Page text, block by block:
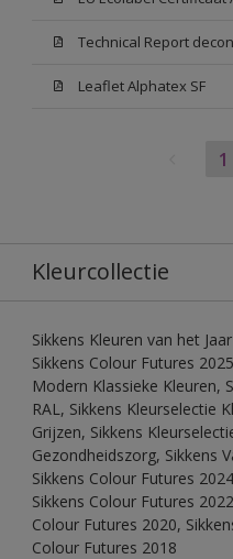
Leaflet Alphatex SF
1
Kleurcollectie
Sikkens Kleuren van het
Sikkens Colour Futures
Modern Klassieke Kleuren,
RAL, Sikkens Kleurselectie
Grijzen, Sikkens
Gezondheidszorg, Sikkens
Sikkens Colour Futures
Sikkens Colour Futures
Colour Futures 2020,
Colour Futures 2018